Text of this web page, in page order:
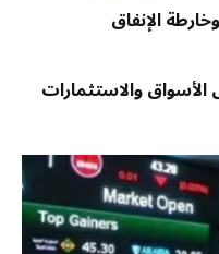
الإنفاق
الأسواق والاستثمارات